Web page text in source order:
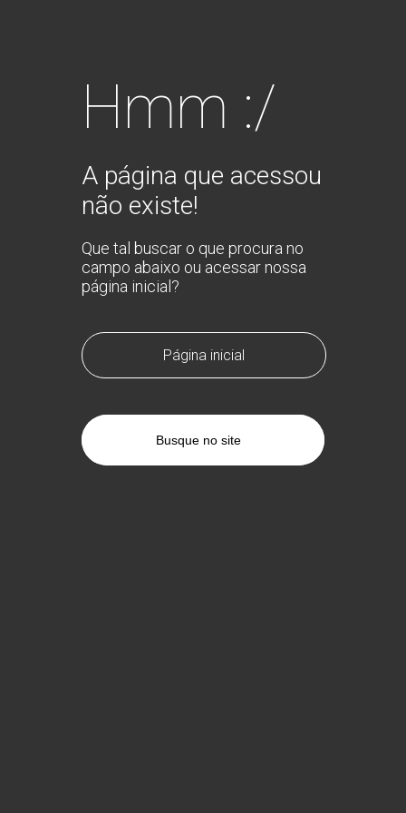
Hmm :/
A página que acessou
não existe!
Que tal buscar o que procura no
campo abaixo ou acessar nossa
página inicial?
Página inicial